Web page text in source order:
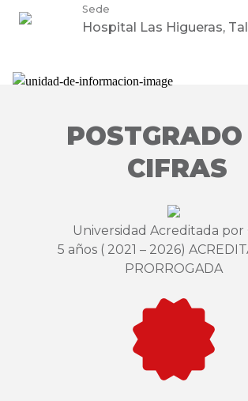
Sede
Hospital Las Higueras,
POSTGRADO
CIFRAS
Universidad Acreditada por
5 años ( 2021 – 2026)
PRORROGADA